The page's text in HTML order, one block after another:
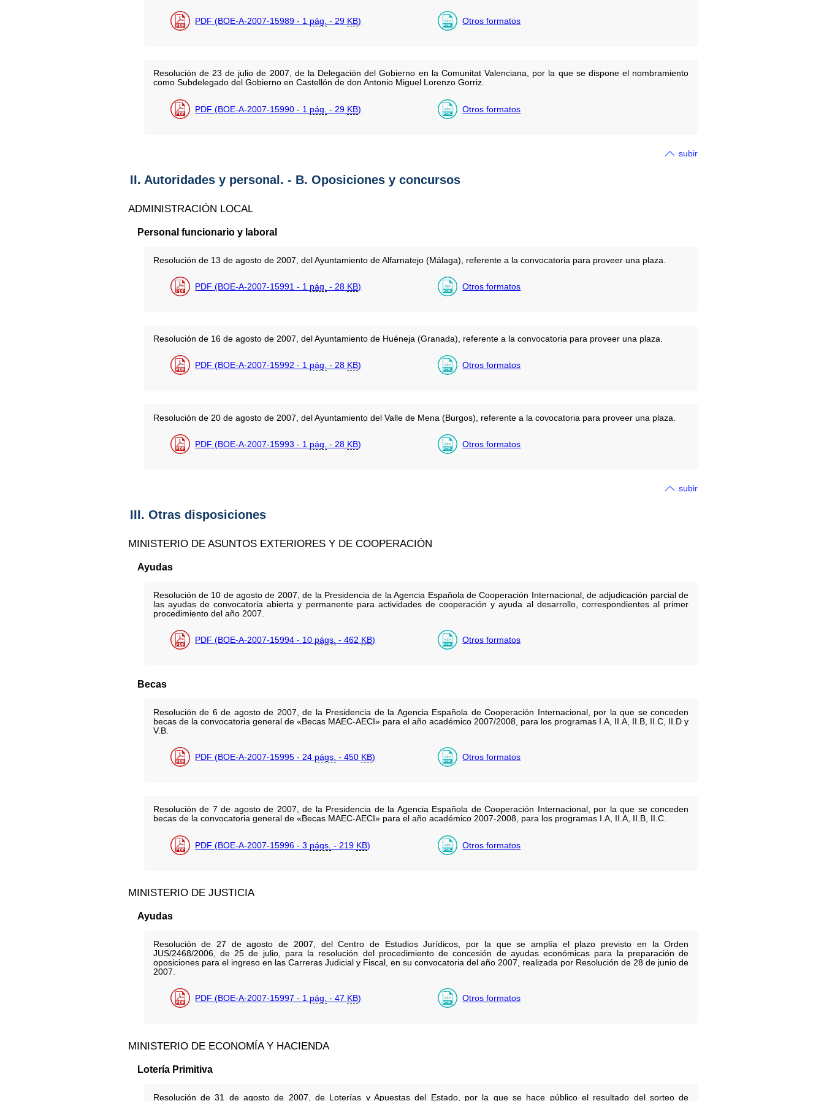
PDF (BOE-A-2007-15989 - 1 pág. - 29 KB) Otros formatos
Resolución de 23 de julio de 2007, de la Delegación del Gobierno en la Comunitat Valenciana, por la que se dispone el nombramiento
como Subdelegado del Gobierno en Castellón de don Antonio Miguel Lorenzo Gorriz.
PDF (BOE-A-2007-15990 - 1 pág. - 29 KB) Otros formatos
subir
II. Autoridades y personal. - B. Oposiciones y concursos
ADMINISTRACIÓN LOCAL
Personal funcionario y laboral
Resolución de 13 de agosto de 2007, del Ayuntamiento de Alfarnatejo (Málaga), referente a la convocatoria para proveer una plaza.
PDF (BOE-A-2007-15991 - 1 pág. - 28 KB) Otros formatos
Resolución de 16 de agosto de 2007, del Ayuntamiento de Huéneja (Granada), referente a la convocatoria para proveer una plaza.
PDF (BOE-A-2007-15992 - 1 pág. - 28 KB) Otros formatos
Resolución de 20 de agosto de 2007, del Ayuntamiento del Valle de Mena (Burgos), referente a la covocatoria para proveer una plaza.
PDF (BOE-A-2007-15993 - 1 pág. - 28 KB) Otros formatos
subir
III. Otras disposiciones
MINISTERIO DE ASUNTOS EXTERIORES Y DE COOPERACIÓN
Ayudas
Resolución de 10 de agosto de 2007, de la Presidencia de la Agencia Española de Cooperación Internacional, de adjudicación parcial de
las ayudas de convocatoria abierta y permanente para actividades de cooperación y ayuda al desarrollo, correspondientes al primer
procedimiento del año 2007.
PDF (BOE-A-2007-15994 - 10 págs. - 462 KB) Otros formatos
Becas
Resolución de 6 de agosto de 2007, de la Presidencia de la Agencia Española de Cooperación Internacional, por la que se conceden
becas de la convocatoria general de «Becas MAEC-AECI» para el año académico 2007/2008, para los programas I.A, II.A, II.B, II.C, II.D y
V.B.
PDF (BOE-A-2007-15995 - 24 págs. - 450 KB) Otros formatos
Resolución de 7 de agosto de 2007, de la Presidencia de la Agencia Española de Cooperación Internacional, por la que se conceden
becas de la convocatoria general de «Becas MAEC-AECI» para el año académico 2007-2008, para los programas I.A, II.A, II.B, II.C.
PDF (BOE-A-2007-15996 - 3 págs. - 219 KB) Otros formatos
MINISTERIO DE JUSTICIA
Ayudas
Resolución de 27 de agosto de 2007, del Centro de Estudios Jurídicos, por la que se amplía el plazo previsto en la Orden
JUS/2468/2006, de 25 de julio, para la resolución del procedimiento de concesión de ayudas económicas para la preparación de
oposiciones para el ingreso en las Carreras Judicial y Fiscal, en su convocatoria del año 2007, realizada por Resolución de 28 de junio de
2007.
PDF (BOE-A-2007-15997 - 1 pág. - 47 KB) Otros formatos
MINISTERIO DE ECONOMÍA Y HACIENDA
Lotería Primitiva
Resolución de 31 de agosto de 2007, de Loterías y Apuestas del Estado, por la que se hace público el resultado del sorteo de